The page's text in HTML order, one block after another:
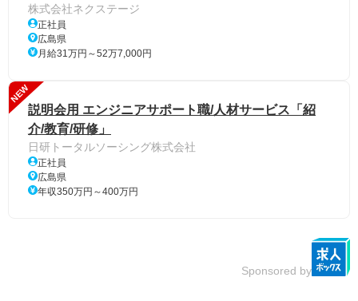
株式会社ネクステージ
正社員
広島県
月給31万円～52万7,000円
NEW
説明会用 エンジニアサポート職/人材サービス「紹
介/教育/研修」
日研トータルソーシング株式会社
正社員
広島県
年収350万円～400万円
Sponsored by